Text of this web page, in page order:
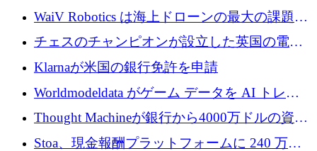
コラボレーションを強化するために 47 万ユー
WaiV Robotics は海上ドローンの最大の課題の
1 つをどのように解決しているか
チェスのチャンピオンが設立した英国の電池
材料スタートアップ TaiSan が 465 万ポンドを
Klarnaが米国の銀行免許を申請
Worldmodeldata がゲーム データを AI トレー
ニングに変えるために 700 万ポンドを獲得
Thought Machineが銀行から4000万ドルの資金
調達、年間収益1億ドルを突破
Stoa、現金報酬プラットフォームに 240 万ド